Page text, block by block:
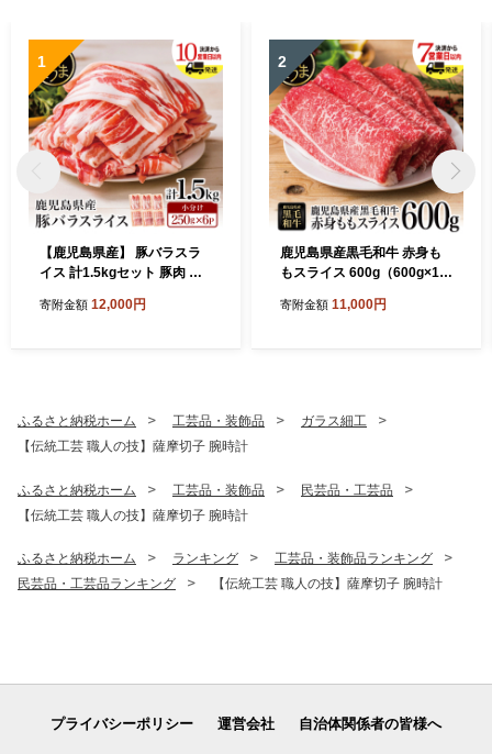
1
【鹿児島県産】 豚バラスラ
イス 計1.5kgセット 豚肉 豚
チ鍋 肉巻き 炒め物 薄切り 薄
寄附金額 12,000円
2
鹿児島県産黒毛和牛 赤身も
もスライス 600g（600g×1
和牛 牛肉 肉 赤身 モモ スラ
寄附金額 11,000円
ふるさと納税ホーム 工芸品・装飾品
ガラス細工
【伝統工芸 職人の技】薩摩切子 腕時計
ふるさと納税ホーム 工芸品・装飾品
民芸品・工芸品
【伝統工芸 職人の技】薩摩切子 腕時計
ふるさと納税ホーム ランキング
工芸品・装飾品ランキング
民芸品・工芸品ランキング
【伝統工芸 職人の技】薩摩切子 腕時計
プライバシーポリシー 運営会社 自治体関係者の皆様へ